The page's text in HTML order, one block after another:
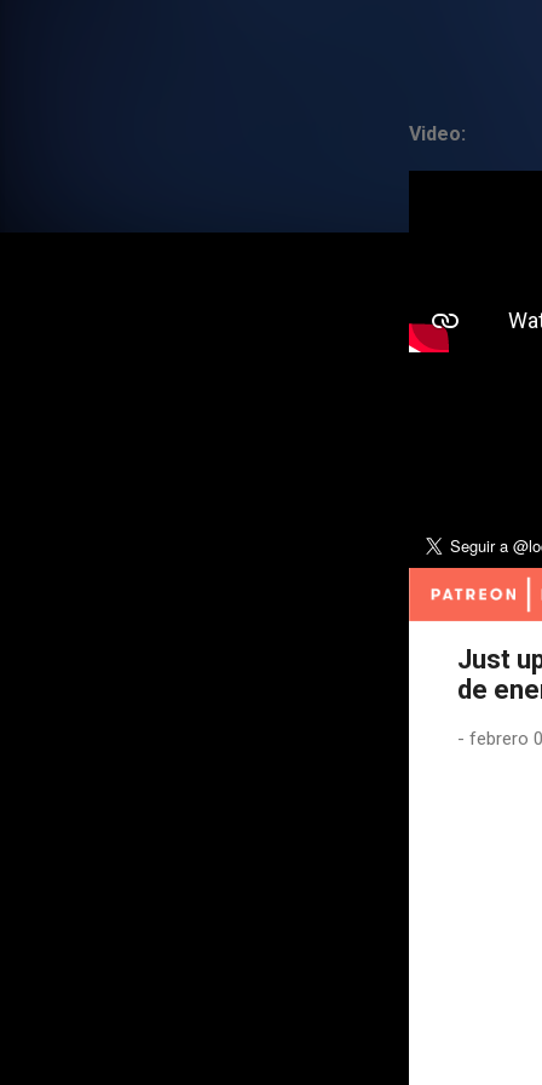
Video:
Just
de
- febrero